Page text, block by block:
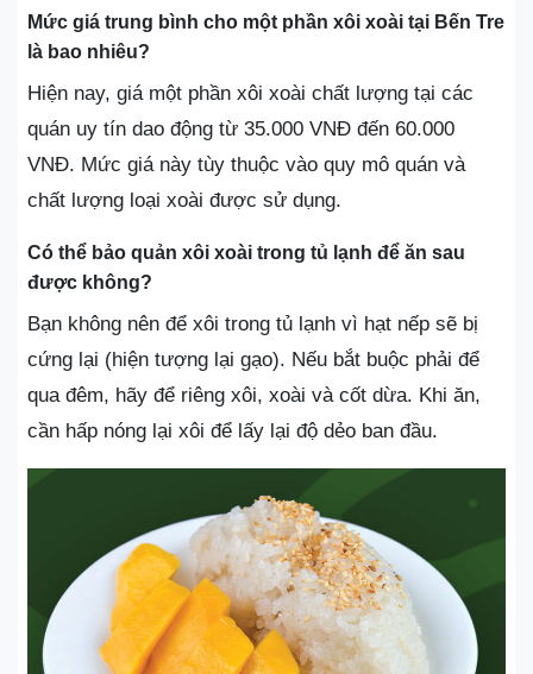
Mức giá trung bình cho một phần xôi xoài tại Bến Tre
là bao nhiêu?
Hiện nay, giá một phần xôi xoài chất lượng tại các
quán uy tín dao động từ 35.000 VNĐ đến 60.000
VNĐ. Mức giá này tùy thuộc vào quy mô quán và
chất lượng loại xoài được sử dụng.
Có thể bảo quản xôi xoài trong tủ lạnh để ăn sau
được không?
Bạn không nên để xôi trong tủ lạnh vì hạt nếp sẽ bị
cứng lại (hiện tượng lại gạo). Nếu bắt buộc phải để
qua đêm, hãy để riêng xôi, xoài và cốt dừa. Khi ăn,
cần hấp nóng lại xôi để lấy lại độ dẻo ban đầu.